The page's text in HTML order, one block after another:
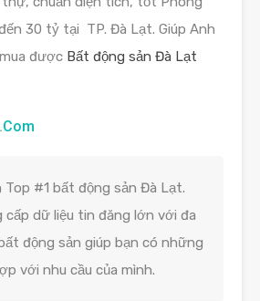
30 tỷ tại TP. Đà Lạt. Giúp Anh
được Bất động sản Đà Lạt
Top #1 bất động sản Đà Lạt.
cấp dữ liệu tin đăng lớn với đa
động sản giúp bạn có những
với nhu cầu của mình.